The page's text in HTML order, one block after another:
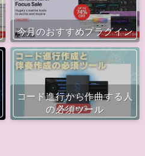
今月のおすすめプラグイン
コード進行から作曲する人
の必須ツール